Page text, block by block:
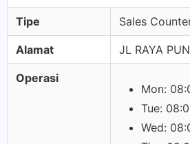
Tipe Sales
Alamat JL RAYA
Operasi
Mon:
Tue:
Wed: